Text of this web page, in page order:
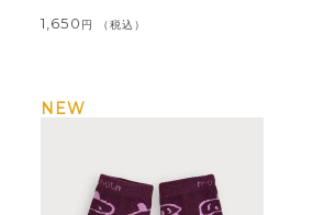
1,650 税込
NEW